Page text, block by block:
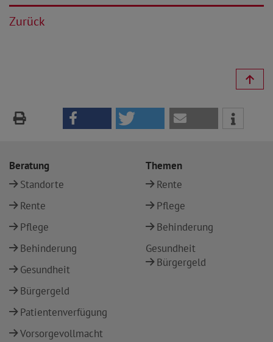
Zurück
Beratung
Standorte
Rente
Pflege
Behinderung
Gesundheit
Bürgergeld
Patientenverfügung
Vorsorgevollmacht
Themen
Rente
Pflege
Behinderung
Gesundheit
Bürgergeld